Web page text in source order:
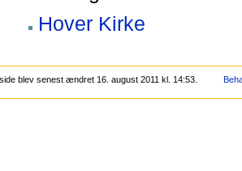
Hover Kirke
blev senest ændret 16. august 2011 kl. 14:53.